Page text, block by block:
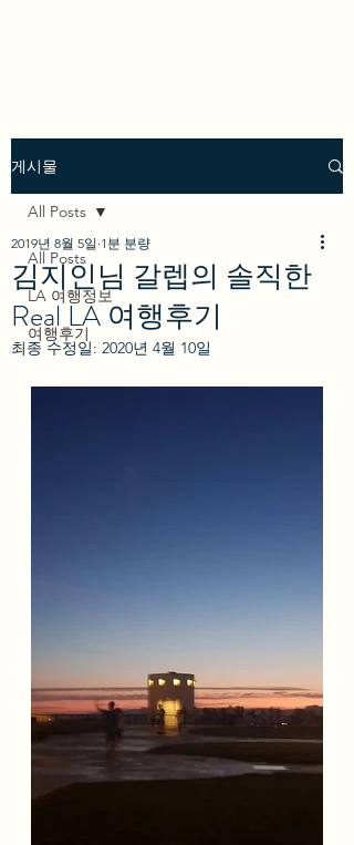
게시물
All Posts
LA 여행정보
여행후기
All Posts
김지인님 갈렙의 솔직한
Real LA 여행후기
2019년 8월 5일 1분 분량
최종 수정일: 2020년 4월 10일